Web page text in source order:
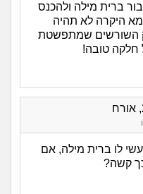
ברית מילה ולהכנס
היקרה לא תהיה
השורשים שמתפשטת
חלקה טובה!
לו ברית מילה, אם
קשה?